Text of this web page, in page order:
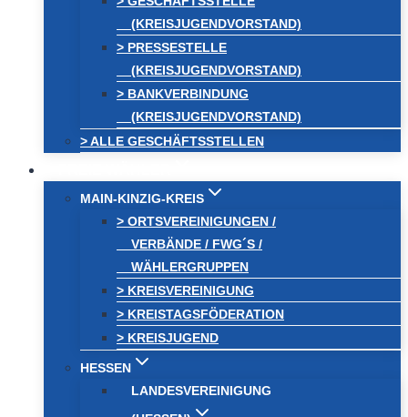
(KREISJUGENDVORSTAND)
> PRESSESTELLE
(KREISJUGENDVORSTAND)
> BANKVERBINDUNG
(KREISJUGENDVORSTAND)
> ALLE GESCHÄFTSSTELLEN
MAIN-KINZIG-KREIS
> ORTSVEREINIGUNGEN /
VERBÄNDE / FWG´S /
WÄHLERGRUPPEN
> KREISVEREINIGUNG
> KREISTAGSFÖDERATION
> KREISJUGEND
HESSEN
LANDESVEREINIGUNG